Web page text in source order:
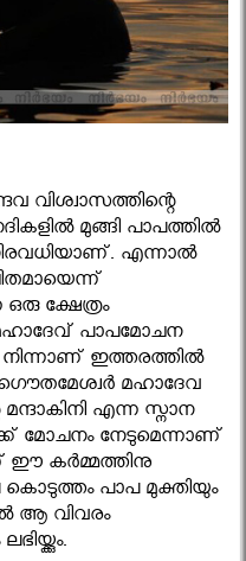
വിശ്വാസത്തി‌ന്റെ
മുങ്ങി പാപത്തില്‍
എന്നാല്‍
ക്ഷേത്രം
പാപമോചന
നിന്നാണ് ഇ‌ത്തരത്തി‌ല്‍
മഹാദേവ
എന്ന സ്നാന
മോചനം നേടുമെന്നാണ്
ഈ കര്‍മ്മത്തിനു
കൊടുത്തം പാപ മുക്തിയും
ആ വിവരം